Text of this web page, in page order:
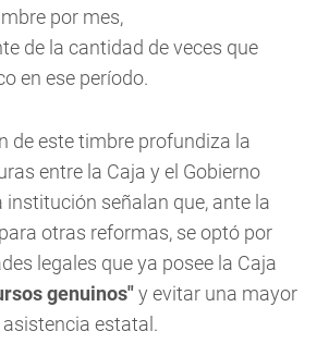
por mes,
de la cantidad de veces que
en ese período.
de este timbre profundiza la
entre la Caja y el Gobierno
institución señalan que, ante la
otras reformas, se optó por
legales que ya posee la Caja
genuinos"y evitar una mayor
estatal.